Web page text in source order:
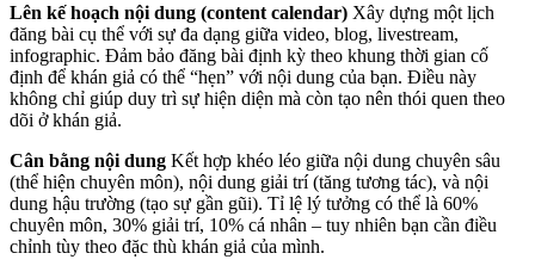
Lên kế hoạch nội dung (content calendar) Xây dựng một lịch
đăng bài cụ thể với sự đa dạng giữa video, blog, livestream,
infographic. Đảm bảo đăng bài định kỳ theo khung thời gian cố
định để khán giả có thể “hẹn” với nội dung của bạn. Điều này
không chỉ giúp duy trì sự hiện diện mà còn tạo nên thói quen theo
dõi ở khán giả.
Cân bằng nội dung Kết hợp khéo léo giữa nội dung chuyên sâu
(thể hiện chuyên môn), nội dung giải trí (tăng tương tác), và nội
dung hậu trường (tạo sự gần gũi). Tỉ lệ lý tưởng có thể là 60%
chuyên môn, 30% giải trí, 10% cá nhân – tuy nhiên bạn cần điều
chỉnh tùy theo đặc thù khán giả của mình.